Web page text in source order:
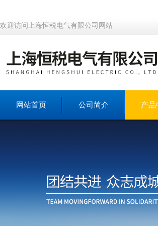
欢迎访问上海恒税电气有限公司网站
网站首页 公司简介 产品